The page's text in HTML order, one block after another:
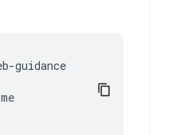
guidance